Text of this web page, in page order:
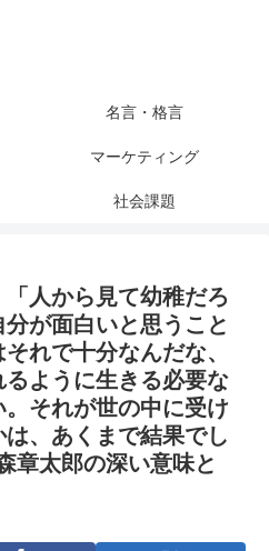
名言・格言
マーケティング
社会課題
「人から見て幼稚だろ
が面白いと思うこと
れで十分なんだな、
ように生きる必要な
それが世の中に受け
、あくまで結果でし
章太郎の深い意味と